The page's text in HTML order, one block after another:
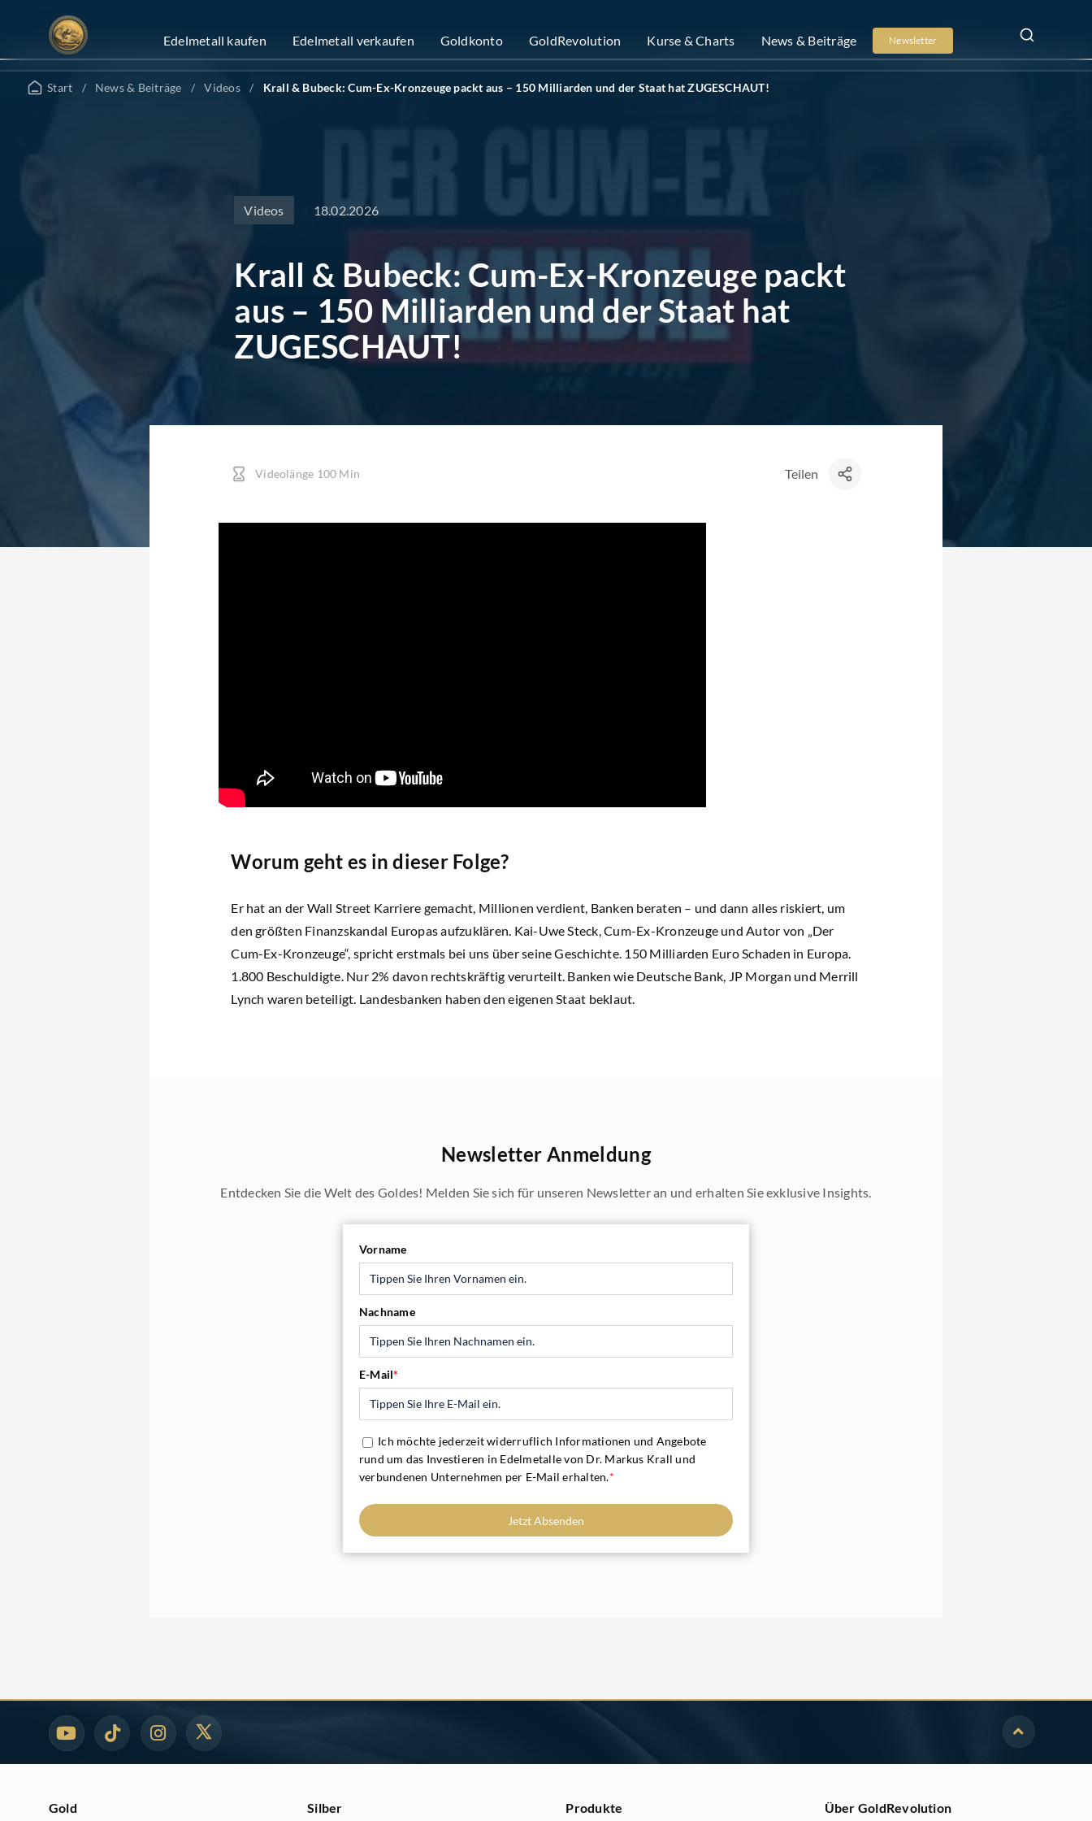
springen
Edelmetall kaufen Edelmetall verkaufen Goldkonto GoldRevolution Kurse & Charts News & Beiträge Newsletter
Start / News & Beiträge / Videos / Krall & Bubeck: Cum-Ex-Kronzeuge packt aus – 150 Milliarden und der Staat hat ZUGESCHAUT!
Videos 18.02.2026
Krall & Bubeck: Cum-Ex-Kronzeuge packt
aus – 150 Milliarden und der Staat hat
ZUGESCHAUT!
Videolänge 100 Min Teilen
Worum geht es in dieser Folge?
Er hat an der Wall Street Karriere gemacht, Millionen verdient, Banken beraten – und dann alles riskiert, um
den größten Finanzskandal Europas aufzuklären. Kai-Uwe Steck, Cum-Ex-Kronzeuge und Autor von „Der
Cum-Ex-Kronzeuge“, spricht erstmals bei uns über seine Geschichte. 150 Milliarden Euro Schaden in Europa.
1.800 Beschuldigte. Nur 2% davon rechtskräftig verurteilt. Banken wie Deutsche Bank, JP Morgan und Merrill
Lynch waren beteiligt. Landesbanken haben den eigenen Staat beklaut.
Newsletter Anmeldung
Entdecken Sie die Welt des Goldes! Melden Sie sich für unseren Newsletter an und erhalten Sie exklusive Insights.
Vorname
Nachname
E-Mail*
Ich möchte jederzeit widerruflich Informationen und Angebote
rund um das Investieren in Edelmetalle von Dr. Markus Krall und
verbundenen Unternehmen per E-Mail erhalten.*
Jetzt Absenden
Gold Silber Produkte Über GoldRevolution